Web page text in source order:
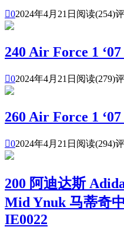
02024年4月21日 阅读(254)
240 Air Force 1
02024年4月21日 阅读(279)
260 Air Force 1
02024年4月21日 阅读(294)
200 阿迪达斯
Mid Ynuk 马蒂奇
IE0022